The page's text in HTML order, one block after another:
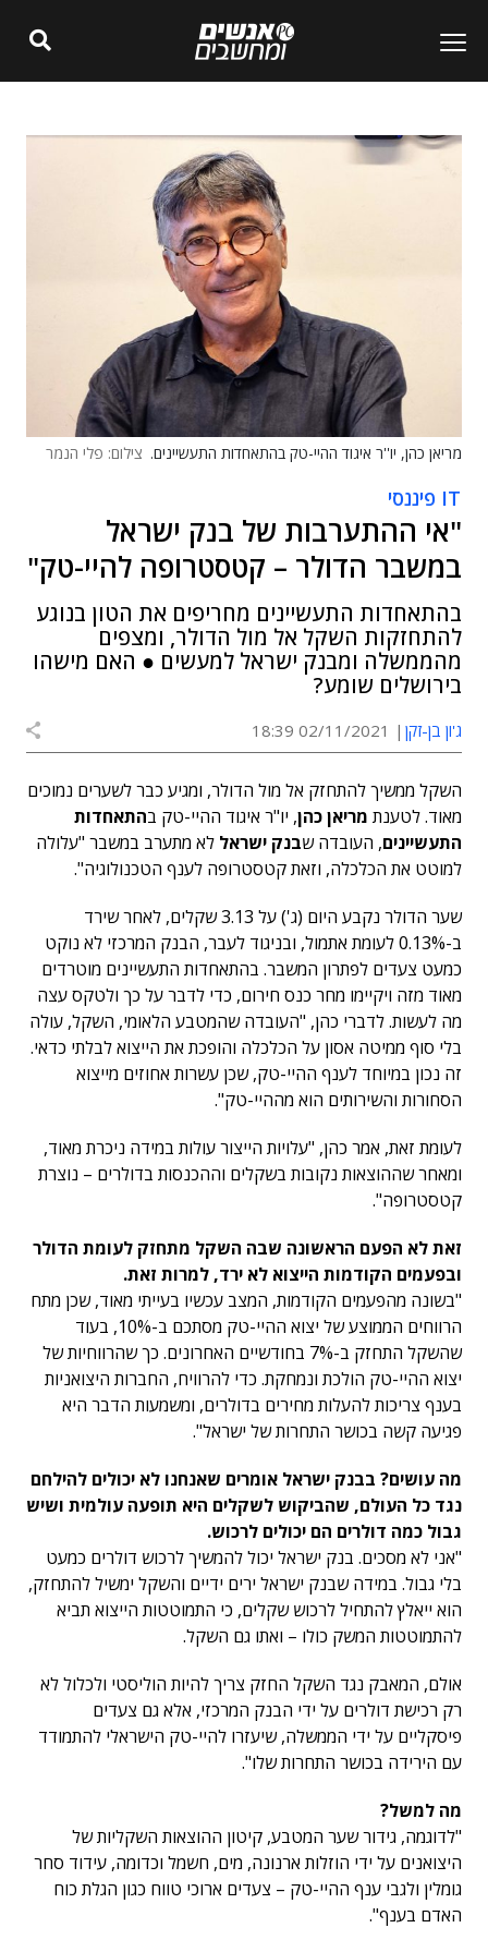
מריאן כהן, יו''ר איגוד ההיי-טק בהתאחדות התעשיינים. צילום: פלי הנמר
IT פיננסי
"אי ההתערבות של בנק ישראל
במשבר הדולר – קטסטרופה להיי-טק"
בהתאחדות התעשיינים מחריפים את הטון בנוגע
להתחזקות השקל אל מול הדולר, ומצפים
מהממשלה ומבנק ישראל למעשים ● האם מישהו
בירושלים שומע?
ג'ון בן-זקן 02/11/2021 18:39
השקל ממשיך להתחזק אל מול הדולר, ומגיע כבר לשערים נמוכים
מאוד. לטענת מריאן כהן, יו"ר איגוד ההיי-טק בהתאחדות
התעשיינים, העובדה שבנק ישראל לא מתערב במשבר "עלולה
למוטט את הכלכלה, וזאת קטסטרופה לענף הטכנולוגיה".
שער הדולר נקבע היום (ג') על 3.13 שקלים, לאחר שירד
ב-0.13% לעומת אתמול, ובניגוד לעבר, הבנק המרכזי לא נוקט
כמעט צעדים לפתרון המשבר. בהתאחדות התעשיינים מוטרדים
מאוד מזה ויקיימו מחר כנס חירום, כדי לדבר על כך ולטקס עצה
מה לעשות. לדברי כהן, "העובדה שהמטבע הלאומי, השקל, עולה
בלי סוף ממיטה אסון על הכלכלה והופכת את הייצוא לבלתי כדאי.
זה נכון במיוחד לענף ההיי-טק, שכן עשרות אחוזים מייצוא
הסחורות והשירותים הוא מההיי-טק".
לעומת זאת, אמר כהן, "עלויות הייצור עולות במידה ניכרת מאוד,
ומאחר שההוצאות נקובות בשקלים וההכנסות בדולרים – נוצרת
קטסטרופה".
זאת לא הפעם הראשונה שבה השקל מתחזק לעומת הדולר
ובפעמים הקודמות הייצוא לא ירד, למרות זאת.
"בשונה מהפעמים הקודמות, המצב עכשיו בעייתי מאוד, שכן מתח
הרווחים הממוצע של יצוא ההיי-טק מסתכם ב-10%, בעוד
שהשקל התחזק ב-7% בחודשיים האחרונים. כך שהרווחיות של
יצוא ההיי-טק הולכת ונמחקת. כדי להרוויח, החברות היצואניות
בענף צריכות להעלות מחירים בדולרים, ומשמעות הדבר היא
פגיעה קשה בכושר התחרות של ישראל".
מה עושים? בבנק ישראל אומרים שאנחנו לא יכולים להילחם
נגד כל העולם, שהביקוש לשקלים היא תופעה עולמית ושיש
גבול כמה דולרים הם יכולים לרכוש.
"אני לא מסכים. בנק ישראל יכול להמשיך לרכוש דולרים כמעט
בלי גבול. במידה שבנק ישראל ירים ידיים והשקל ימשיל להתחזק,
הוא ייאלץ להתחיל לרכוש שקלים, כי התמוטטות הייצוא תביא
להתמוטטות המשק כולו – ואתו גם השקל.
אולם, המאבק נגד השקל החזק צריך להיות הוליסטי ולכלול לא
רק רכישת דולרים על ידי הבנק המרכזי, אלא גם צעדים
פיסקליים על ידי הממשלה, שיעזרו להיי-טק הישראלי להתמודד
עם הירידה בכושר התחרות שלו".
מה למשל?
"לדוגמה, גידור שער המטבע, קיטון ההוצאות השקליות של
היצואנים על ידי הוזלות ארנונה, מים, חשמל וכדומה, עידוד סחר
גומלין ולגבי ענף ההיי-טק – צעדים ארוכי טווח כגון הגלת כוח
האדם בענף".